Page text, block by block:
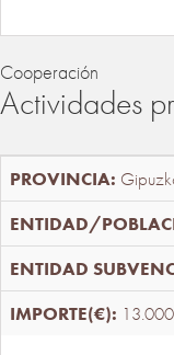
Cooperación
Actividades